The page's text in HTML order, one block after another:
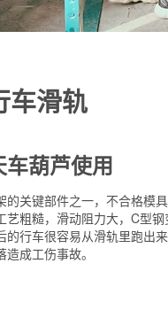
车滑轨
葫芦使用
的关键部件之一，不合格模
艺粗糙，滑动阻力大，C型钢
的行车很容易从滑轨里跑出
成工伤事故。